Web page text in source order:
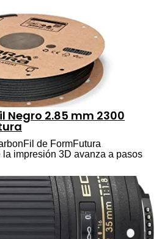
Negro 2.85 mm 2300
de FormFutura
la impresión 3D avanza a pasos